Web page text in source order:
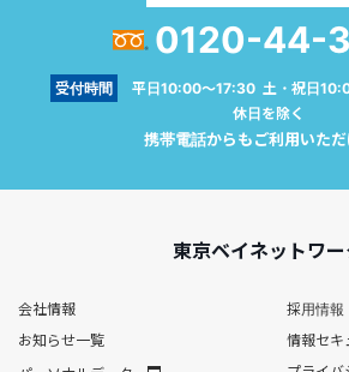
0120-44-
受付時間
平日10:00～17:30 土・祝日
休日を除く
携帯電話からもご利用いた
東京ベイネットワー
会社情報
採用情報
お知らせ一覧
情報セキ